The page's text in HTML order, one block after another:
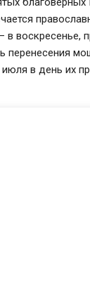
в воскресенье,
перенесения
июля в день их